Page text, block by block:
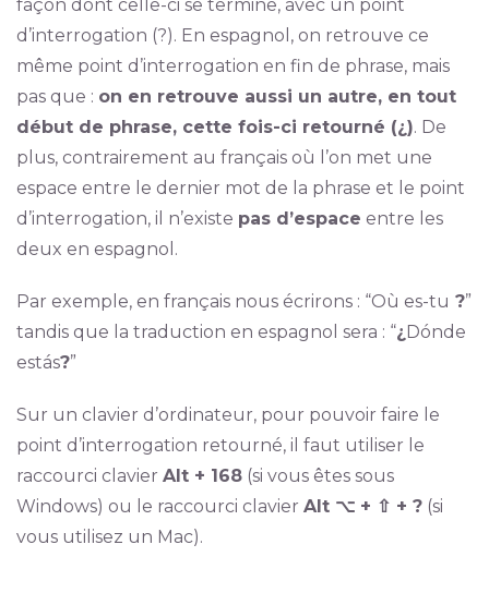
façon dont celle-ci se termine, avec un point
d’interrogation (?). En espagnol, on retrouve ce
même point d’interrogation en fin de phrase, mais
pas que : on en retrouve aussi un autre, en tout
début de phrase, cette fois-ci retourné (¿). De
plus, contrairement au français où l’on met une
espace entre le dernier mot de la phrase et le point
d’interrogation, il n’existe pas d’espace entre les
deux en espagnol.
Par exemple, en français nous écrirons : “Où es-tu ?”
tandis que la traduction en espagnol sera : “¿ Dónde
estás?”
Sur un clavier d’ordinateur, pour pouvoir faire le
point d’interrogation retourné, il faut utiliser le
raccourci clavier Alt + 168(si vous êtes sous
Windows) ou le raccourci clavier Alt ⌥ + ⇧ + ?(si
vous utilisez un Mac).